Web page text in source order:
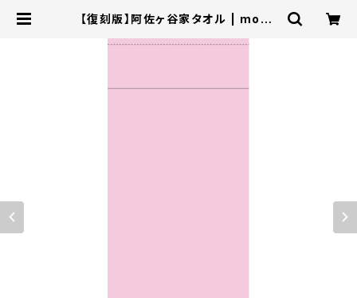
【復刻版】阿佐ヶ谷家タオル | moco